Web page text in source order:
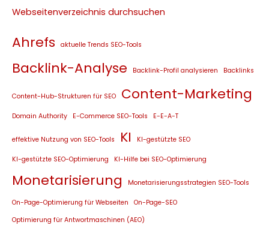
Webseitenverzeichnis durchsuchen
Ahrefs aktuelle Trends SEO-Tools
Backlink-Analyse Backlink-Profil analysieren Backlinks
Content-Hub-Strukturen für SEO Content-Marketing
Domain Authority E-Commerce SEO-Tools E-E-A-T
effektive Nutzung von SEO-Tools KI KI-gestützte SEO
KI-gestützte SEO-Optimierung KI-Hilfe bei SEO-Optimierung
Monetarisierung Monetarisierungsstrategien SEO-Tools
On-Page-Optimierung für Webseiten
On-Page-SEO
Optimierung für Antwortmaschinen (AEO)